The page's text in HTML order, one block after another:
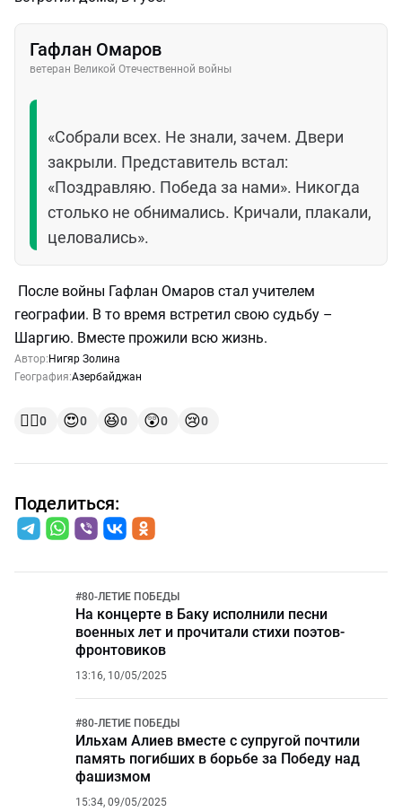
Гафлан Омаров
ветеран Великой Отечественной войны
«Собрали всех. Не знали, зачем. Двери
закрыли. Представитель встал:
«Поздравляю. Победа за нами». Никогда
столько не обнимались. Кричали, плакали,
целовались».
После войны Гафлан Омаров стал учителем
географии. В то время встретил свою судьбу –
Шаргию. Вместе прожили всю жизнь.
Автор: Нигяр Золина
География:Азербайджан
👍🏻0 😍0 😆0 😲0 😢0
Поделиться:
#80-ЛЕТИЕ ПОБЕДЫ
На концерте в Баку исполнили песни
военных лет и прочитали стихи поэтов-
фронтовиков
13:16, 10/05/2025
#80-ЛЕТИЕ ПОБЕДЫ
Ильхам Алиев вместе с супругой почтили
память погибших в борьбе за Победу над
фашизмом
15:34, 09/05/2025